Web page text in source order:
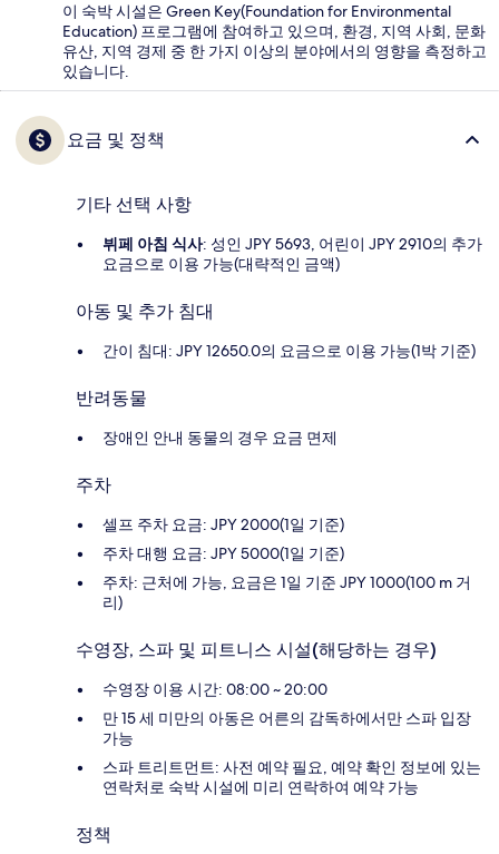
이 숙박 시설은 Green Key(Foundation for Environmental
Education) 프로그램에 참여하고 있으며, 환경, 지역 사회, 문화
유산, 지역 경제 중 한 가지 이상의 분야에서의 영향을 측정하고
있습니다.
요금 및 정책
기타 선택 사항
뷔페 아침 식사: 성인 JPY 5693, 어린이 JPY 2910의 추가
요금으로 이용 가능(대략적인 금액)
아동 및 추가 침대
간이 침대: JPY 12650.0의 요금으로 이용 가능(1박 기준)
반려동물
장애인 안내 동물의 경우 요금 면제
주차
셀프 주차 요금: JPY 2000(1일 기준)
주차 대행 요금: JPY 5000(1일 기준)
주차: 근처에 가능, 요금은 1일 기준 JPY 1000(100 m 거
리)
수영장, 스파 및 피트니스 시설(해당하는 경우)
수영장 이용 시간: 08:00 ~ 20:00
만 15 세 미만의 아동은 어른의 감독하에서만 스파 입장
가능
스파 트리트먼트: 사전 예약 필요, 예약 확인 정보에 있는
연락처로 숙박 시설에 미리 연락하여 예약 가능
정책